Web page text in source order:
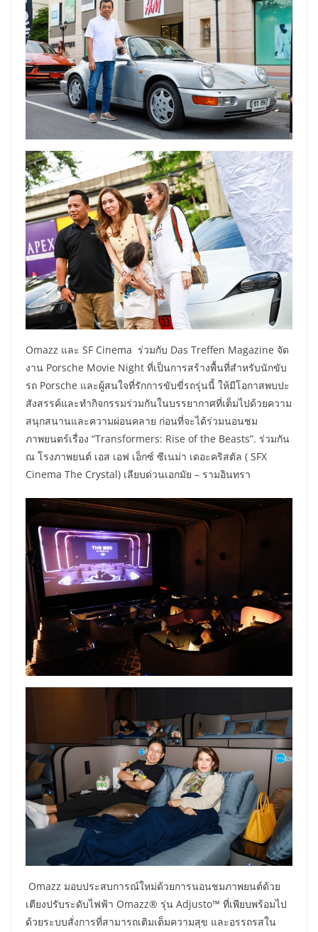
Omazz และ SF Cinema ร่วมกับ Das Treffen Magazine จัด
งาน Porsche Movie Night ที่เป็นการสร้างพื้นที่สำหรับนักขับ
รถ Porsche และผู้สนใจที่รักการขับขี่รถรุ่นนี้ ให้มีโอกาสพบปะ
สังสรรค์และทำกิจกรรมร่วมกันในบรรยากาศที่เต็มไปด้วยความ
สนุกสนานและความผ่อนคลาย ก่อนที่จะได้ร่วมนอนชม
ภาพยนตร์เรื่อง “Transformers: Rise of the Beasts”. ร่วมกัน
ณ โรงภาพยนต์ เอส เอฟ เอ็กซ์ ซีเนม่า เดอะคริสตัล ( SFX
Cinema The Crystal) เลียบด่วนเอกมัย – รามอินทรา
Omazz มอบประสบการณ์ใหม่ด้วยการนอนชมภาพยนต์ด้วย
เตียงปรับระดับไฟฟ้า Omazz® รุ่น Adjusto™ ที่เพียบพร้อมไป
ด้วยระบบสั่งการที่สามารถเติมเต็มความสุข และอรรถรสใน